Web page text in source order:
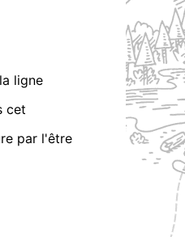
ligne
cet
par l'être